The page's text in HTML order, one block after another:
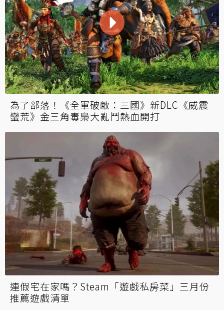
為了部落！《全軍破敵：三國》新DLC《威震
蠻荒》金三角毒梟大亂鬥熱血開打
連假宅在家嗎？Steam「遊戲私房菜」三月份
推薦遊戲清單